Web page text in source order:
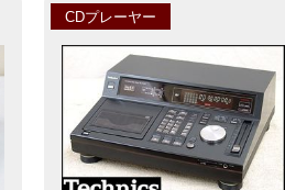
CDプレーヤー